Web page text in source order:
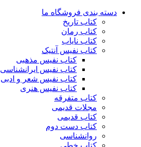
دسته بندی فروشگاه ما
کتاب تاریخ
کتاب رمان
کتاب نایاب
کتاب نفیس آنتیک
کتاب نفیس مذهبی
کتاب نفیس ایرانشناسی
کتاب نفیس شعر و ادبی
کتاب نفیس هنری
کتاب متفرقه
مجلات قدیمی
کتاب قدیمی
کتاب دست دوم
روانشناسی